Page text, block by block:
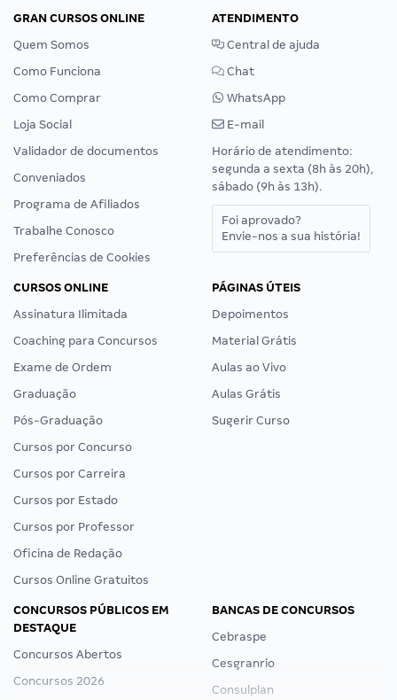
GRAN CURSOS ONLINE
Quem Somos
Como Funciona
Como Comprar
Loja Social
Validador de documentos
Conveniados
Programa de Afiliados
Trabalhe Conosco
Preferências de Cookies
ATENDIMENTO
Central de ajuda
Chat
WhatsApp
E-mail
Horário de atendimento:
segunda a sexta (8h às 20h),
sábado (9h às 13h).
Foi aprovado?
Envie-nos a sua história!
CURSOS ONLINE
Assinatura Ilimitada
Coaching para Concursos
Exame de Ordem
Graduação
Pós-Graduação
Cursos por Concurso
Cursos por Carreira
Cursos por Estado
Cursos por Professor
Oficina de Redação
Cursos Online Gratuitos
PÁGINAS ÚTEIS
Depoimentos
Material Grátis
Aulas ao Vivo
Aulas Grátis
Sugerir Curso
CONCURSOS PÚBLICOS EM
DESTAQUE
Concursos Abertos
Concursos 2026
BANCAS DE CONCURSOS
Cebraspe
Cesgranrio
Consulplan